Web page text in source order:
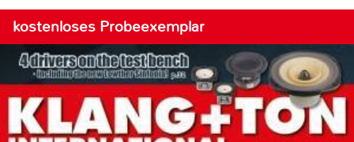
kostenloses Probeexemplar